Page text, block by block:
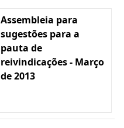
Assembleia para
sugestões para a
pauta de
reivindicações - Março
de 2013